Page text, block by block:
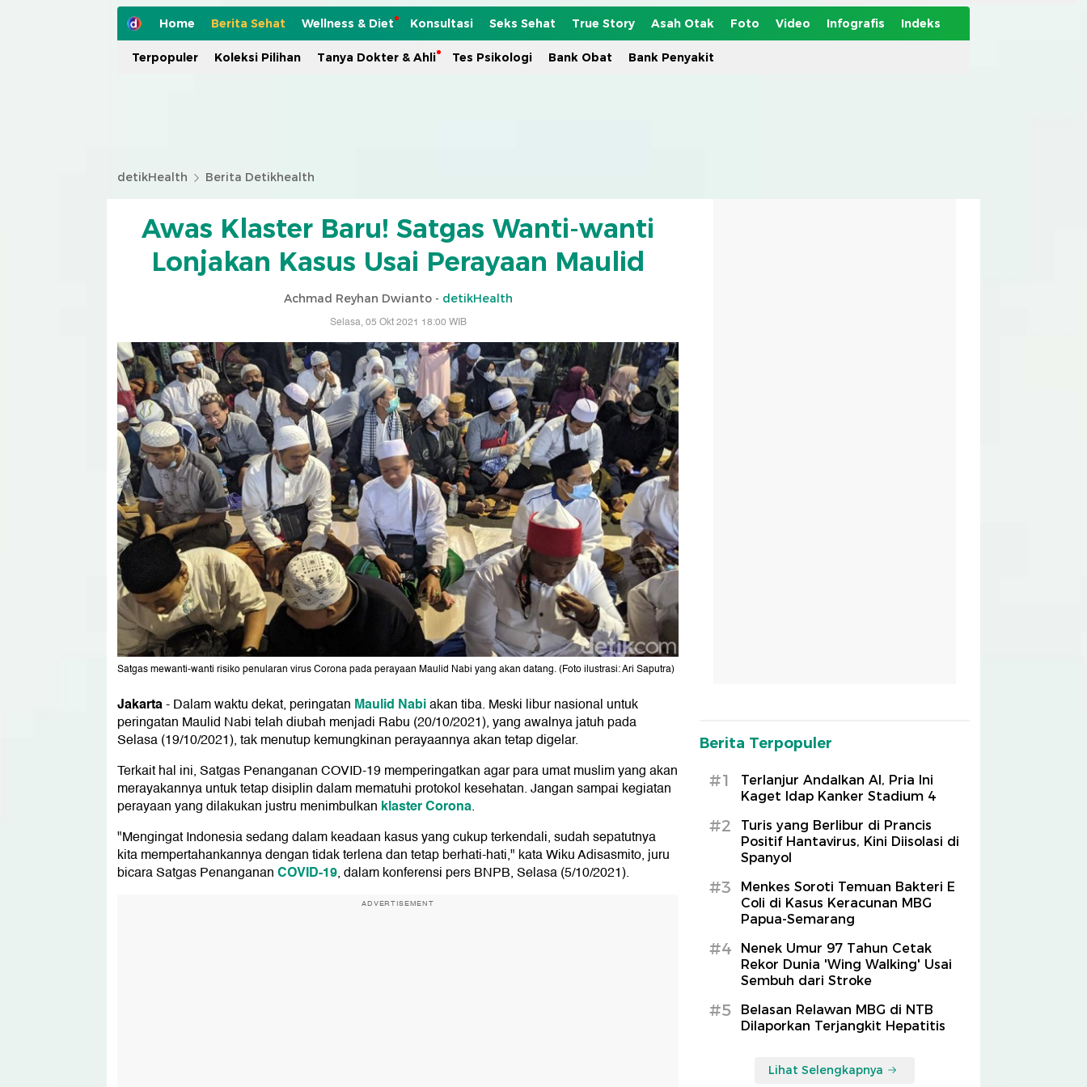
Home Berita Sehat Wellness & Diet Konsultasi Seks Sehat True Story Asah Otak Foto Video Infografis Indeks
Terpopuler Koleksi Pilihan Tanya Dokter & Ahli Tes Psikologi Bank Obat Bank Penyakit
detikHealth Berita Detikhealth
Awas Klaster Baru! Satgas Wanti-wanti
Lonjakan Kasus Usai Perayaan Maulid
Achmad Reyhan Dwianto - detikHealth
Selasa, 05 Okt 2021 18:00 WIB
Satgas mewanti-wanti risiko penularan virus Corona pada perayaan Maulid Nabi yang akan datang. (Foto ilustrasi: Ari Saputra)
Jakarta-Dalam waktu dekat, peringatan Maulid Nabiakan tiba. Meski libur nasional untuk
peringatan Maulid Nabi telah diubah menjadi Rabu (20/10/2021), yang awalnya jatuh pada
Selasa (19/10/2021), tak menutup kemungkinan perayaannya akan tetap digelar.
Terkait hal ini, Satgas Penanganan COVID-19 memperingatkan agar para umat muslim yang akan
merayakannya untuk tetap disiplin dalam mematuhi protokol kesehatan. Jangan sampai kegiatan
perayaan yang dilakukan justru menimbulkan klaster Corona.
"Mengingat Indonesia sedang dalam keadaan kasus yang cukup terkendali, sudah sepatutnya
kita mempertahankannya dengan tidak terlena dan tetap berhati-hati," kata Wiku Adisasmito, juru
bicara Satgas PenangananCOVID-19, dalam konferensi pers BNPB, Selasa (5/10/2021).
ADVERTISEMENT
Berita Terpopuler
#1
Terlanjur Andalkan AI, Pria Ini
Kaget Idap Kanker Stadium 4
#2
Turis yang Berlibur di Prancis
Positif Hantavirus, Kini Diisolasi di
Spanyol
#3
Menkes Soroti Temuan Bakteri E
Coli di Kasus Keracunan MBG
Papua-Semarang
#4
Nenek Umur 97 Tahun Cetak
Rekor Dunia 'Wing Walking' Usai
Sembuh dari Stroke
#5
Belasan Relawan MBG di NTB
Dilaporkan Terjangkit Hepatitis
Lihat Selengkapnya